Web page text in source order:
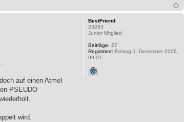
auf einen Atmel
PSEUDO
wird.
BestFriend
23263
Junior Mitglied
Beiträge: 27
Registriert: Freitag 1. Dezember 2006,
09:01